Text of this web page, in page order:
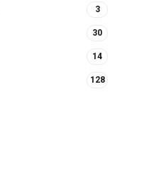
3
30
14
128